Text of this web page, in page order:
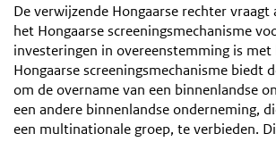
De verwijzende Hongaarse rechter
het Hongaarse screeningsmechanisme
investeringen in overeenstemming is
Hongaarse screeningsmechanisme biedt
om de overname van een binnenlandse
een andere binnenlandse onderneming,
een multinationale groep, te verbieden.